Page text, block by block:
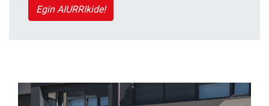
Egin AIURRIkide!